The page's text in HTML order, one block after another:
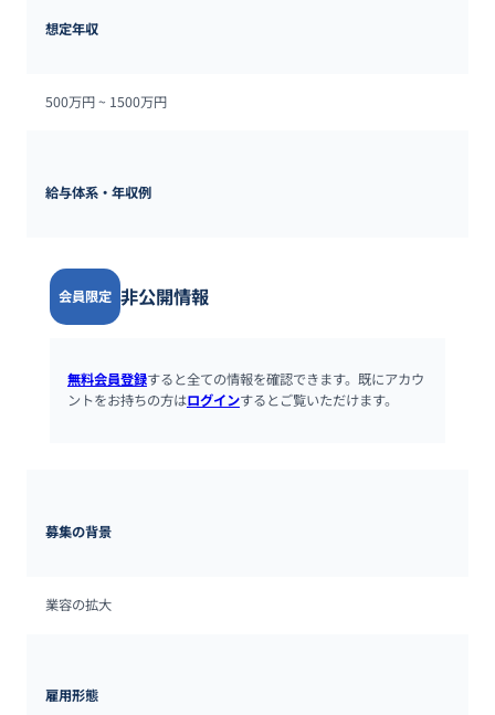
想定年収
500万円 ~ 1500万円
給与体系・年収例
会員限定 非公開情報
無料会員登録すると全ての情報を確認できます。既にアカウ
ントをお持ちの方はログインするとご覧いただけます。
募集の背景
業容の拡大
雇用形態